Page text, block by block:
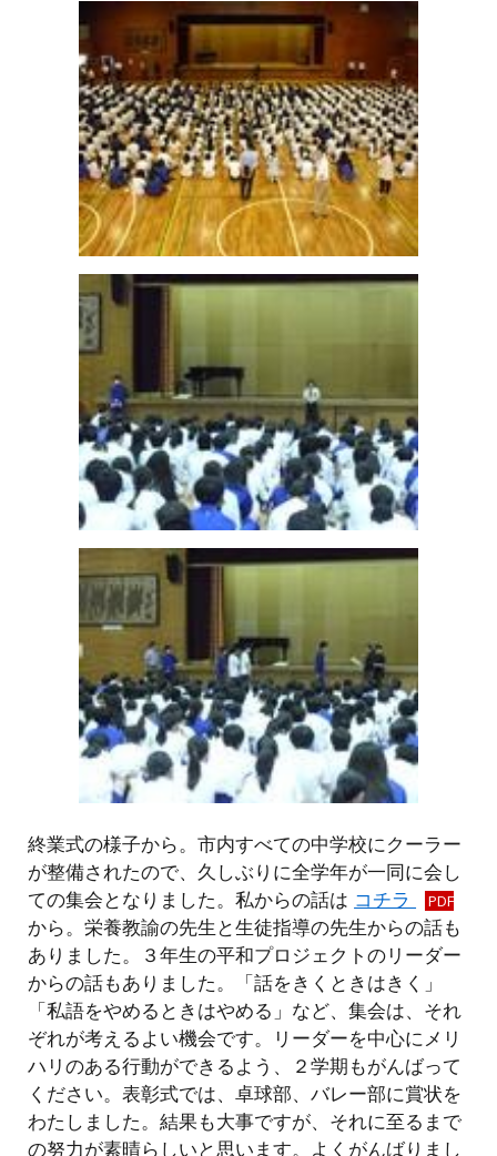
終業式の様子から。市内すべての中学校にクーラー
が整備されたので、久しぶりに全学年が一同に会し
ての集会となりました。私からの話は コチラ PDF
から。栄養教諭の先生と生徒指導の先生からの話も
ありました。３年生の平和プロジェクトのリーダー
からの話もありました。「話をきくときはきく」
「私語をやめるときはやめる」など、集会は、それ
ぞれが考えるよい機会です。リーダーを中心にメリ
ハリのある行動ができるよう、２学期もがんばって
ください。表彰式では、卓球部、バレー部に賞状を
わたしました。結果も大事ですが、それに至るまで
の努力が素晴らしいと思います。よくがんばりまし